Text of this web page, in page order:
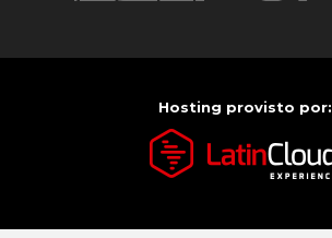
Hosting provisto por: